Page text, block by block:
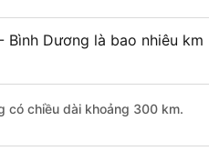
Bình Dương là bao nhiêu km
có chiều dài khoảng 300 km.